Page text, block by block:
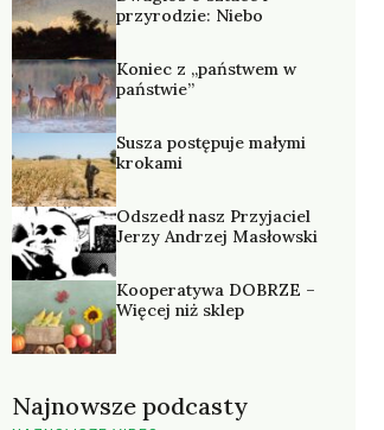
przyrodzie: Niebo
Koniec z „państwem w
państwie”
Susza postępuje małymi
krokami
Odszedł nasz Przyjaciel
Jerzy Andrzej Masłowski
Kooperatywa DOBRZE –
Więcej niż sklep
Najnowsze podcasty